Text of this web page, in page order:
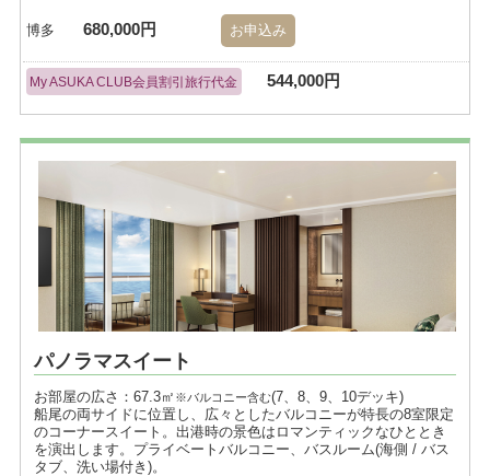
博多 680,000円 お申込み
My ASUKA CLUB会員割引旅行代金 544,000円
パノラマスイート
お部屋の広さ：67.3㎡ ※バルコニー含む(7、8、9、10デッキ)
船尾の両サイドに位置し、広々としたバルコニーが特長の8室限定
のコーナースイート。出港時の景色はロマンティックなひととき
を演出します。プライベートバルコニー、バスルーム(海側 / バス
タブ、洗い場付き)。